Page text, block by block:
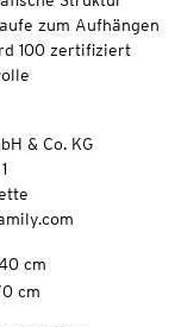
zum Aufhängen
100 zertifiziert
& Co. KG
cm
cm